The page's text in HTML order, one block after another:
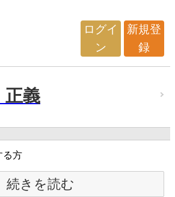
ログイ
ン
新規登
録
義
方
続きを読む